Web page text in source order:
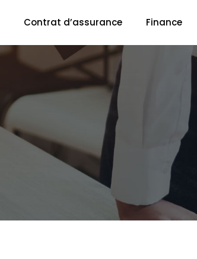
Contrat d’assurance Finance